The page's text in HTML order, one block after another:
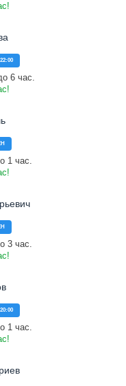
6 час.
1 час.
3 час.
1 час.